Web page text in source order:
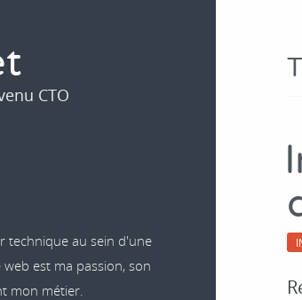
CTO
technique au sein d'une
web est ma passion, son
mon métier.